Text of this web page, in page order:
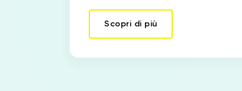
Scopri di più